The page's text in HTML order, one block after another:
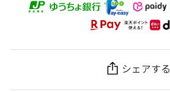
シェアする